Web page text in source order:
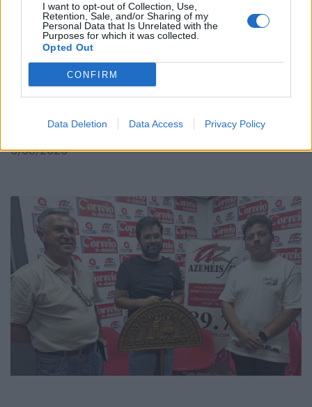
I want to opt-out of Collection, Use,
Retention, Sale, and/or Sharing of my
Personal Data that Is Unrelated with the
Purposes for which it was collected.
Opted Out
CONFIRM
Data Deletion Data Access Privacy Policy
Uma semana de férias passada na cozinha de La
Salette
6/08/2026